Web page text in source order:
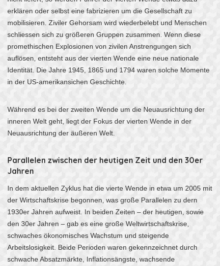
erklären oder selbst eine fabrizieren um die Gesellschaft zu
mobilisieren. Ziviler Gehorsam wird wiederbelebt und Menschen
schliessen sich zu größeren Gruppen zusammen. Wenn diese
promethischen Explosionen von zivilen Anstrengungen sich
auflösen, entsteht aus der vierten Wende eine neue nationale
Identität. Die Jahre 1945, 1865 und 1794 waren solche Momente
in der US-amerikansichen Geschichte.
Während es bei der zweiten Wende um die Neuausrichtung der
inneren Welt geht, liegt der Fokus der vierten Wende in der
Neuausrichtung der äußeren Welt.
Parallelen zwischen der heutigen Zeit und den 30er
Jahren
In dem aktuellen Zyklus hat die vierte Wende in etwa um 2005 mit
der Wirtschaftskrise begonnen, was große Parallelen zu dern
1930er Jahren aufweist. In beiden Zeiten – der heutigen, sowie
den 30er Jahren – gab es eine große Weltwirtschaftskrise,
schwaches ökonomisches Wachstum und steigende
Arbeitslosigkeit. Beide Perioden waren gekennzeichnet durch
schwache Absatzmärkte, Inflationsängste, wachsende